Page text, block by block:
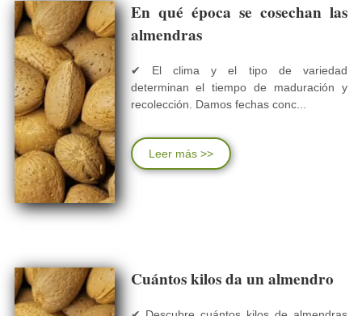
En qué época se cosechan las
almendras
✔ El clima y el tipo de variedad
determinan el tiempo de maduración y
recolección. Damos fechas conc...
Leer más >>
Cuántos kilos da un almendro